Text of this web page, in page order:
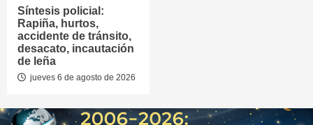
Síntesis policial:
Rapiña, hurtos,
accidente de tránsito,
desacato, incautación
de leña
jueves 6 de agosto de 2026